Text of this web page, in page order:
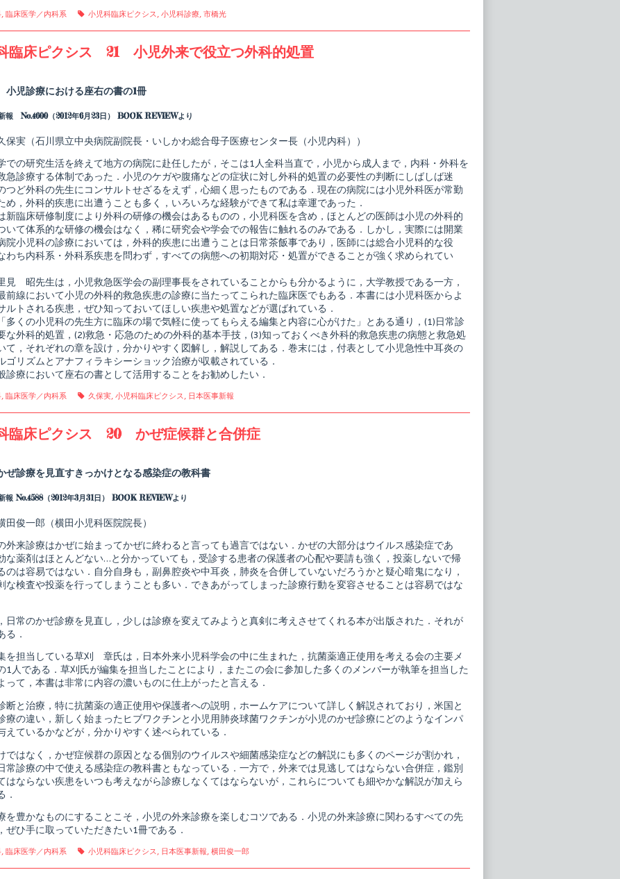
,臨床医学／内科系 Tags
小児科臨床ピクシス,小児科診療,市橋光
臨床ピクシス 21 小児外来で役立つ外科的処置
posts
21
外
つ
,
児診療における座右の書の1冊
報 No.4600（2012年6月23日） BOOK REVIEWより
保実（石川県立中央病院副院長・いしかわ総合母子医療センター長（小児内科））
での研究生活を終えて地方の病院に赴任したが，そこは1人全科当直で，小児から成人まで，内科・外科を
急診療する体制であった．小児のケガや腹痛などの症状に対し外科的処置の必要性の判断にしばしば迷
つど外科の先生にコンサルトせざるをえず，心細く思ったものである．現在の病院には小児外科医が常勤
め，外科的疾患に出遭うことも多く，いろいろな経験ができて私は幸運であった．
新臨床研修制度により外科の研修の機会はあるものの，小児科医を含め，ほとんどの医師は小児の外科的
いて体系的な研修の機会はなく，稀に研究会や学会での報告に触れるのみである．しかし，実際には開業
院小児科の診療においては，外科的疾患に出遭うことは日常茶飯事であり，医師には総合小児科的な役
わち内科系・外科系疾患を問わず，すべての病態への初期対応・処置ができることが強く求められてい
見 昭先生は，小児救急医学会の副理事長をされていることからも分かるように，大学教授である一方，
前線において小児の外科的救急疾患の診療に当たってこられた臨床医でもある．本書には小児科医からよ
ルトされる疾患，ぜひ知っておいてほしい疾患や処置などが選ばれている．
多くの小児科の先生方に臨床の場で気軽に使ってもらえる編集と内容に心がけた」とある通り，(1)日常診
な外科的処置，(2)救急・応急のための外科的基本手技，(3)知っておくべき外科的救急疾患の病態と救急処
て，それぞれの章を設け，分かりやすく図解し，解説してある．巻末には，付表として小児急性中耳炎の
ゴリズムとアナフィラキシーショック治療が収載されている．
診療において座右の書として活用することをお勧めしたい．
,臨床医学／内科系 Tags
久保実,小児科臨床ピクシス, 日本医事新報
臨床ピクシス 20 かぜ症候群と合併症
posts
20
か
と
,
ぜ診療を見直すきっかけとなる感染症の教科書
報 No.4588（2012年3月31日） BOOK REVIEWより
田俊一郎（横田小児科医院院長）
外来診療はかぜに始まってかぜに終わると言っても過言ではない．かぜの大部分はウイルス感染症であ
な薬剤はほとんどない…と分かっていても，受診する患者の保護者の心配や要請も強く，投薬しないで帰
のは容易ではない．自分自身も，副鼻腔炎や中耳炎，肺炎を合併していないだろうかと疑心暗鬼になり，
な検査や投薬を行ってしまうことも多い．できあがってしまった診療行動を変容させることは容易ではな
日常のかぜ診療を見直し，少しは診療を変えてみようと真剣に考えさせてくれる本が出版された．それが
る．
を担当している草刈 章氏は，日本外来小児科学会の中に生まれた，抗菌薬適正使用を考える会の主要メ
1人である．草刈氏が編集を担当したことにより，またこの会に参加した多くのメンバーが執筆を担当した
って，本書は非常に内容の濃いものに仕上がったと言える．
断と治療，特に抗菌薬の適正使用や保護者への説明，ホームケアについて詳しく解説されており，米国と
療の違い，新しく始まったヒブワクチンと小児用肺炎球菌ワクチンが小児のかぜ診療にどのようなインパ
えているかなどが，分かりやすく述べられている．
ではなく，かぜ症候群の原因となる個別のウイルスや細菌感染症などの解説にも多くのページが割かれ，
常診療の中で使える感染症の教科書ともなっている．一方で，外来では見逃してはならない合併症，鑑別
はならない疾患をいつも考えながら診療しなくてはならないが，これらについても細やかな解説が加えら
．
を豊かなものにすることこそ，小児の外来診療を楽しむコツである．小児の外来診療に関わるすべての先
ぜひ手に取っていただきたい1冊である．
,臨床医学／内科系 Tags
小児科臨床ピクシス, 日本医事新報,横田俊一郎